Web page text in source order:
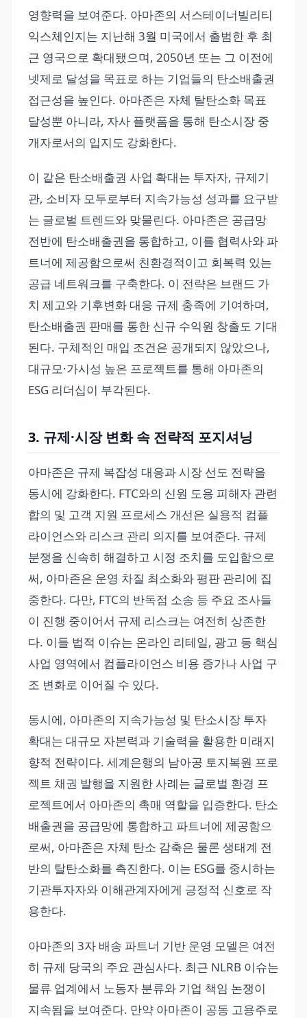
영향력을 보여준다. 아마존의 서스테이너빌리티
익스체인지는 지난해 3월 미국에서 출범한 후 최
근 영국으로 확대됐으며, 2050년 또는 그 이전에
넷제로 달성을 목표로 하는 기업들의 탄소배출권
접근성을 높인다. 아마존은 자체 탈탄소화 목표
달성뿐 아니라, 자사 플랫폼을 통해 탄소시장 중
개자로서의 입지도 강화한다.
이 같은 탄소배출권 사업 확대는 투자자, 규제기
관, 소비자 모두로부터 지속가능성 성과를 요구받
는 글로벌 트렌드와 맞물린다. 아마존은 공급망
전반에 탄소배출권을 통합하고, 이를 협력사와 파
트너에 제공함으로써 친환경적이고 회복력 있는
공급 네트워크를 구축한다. 이 전략은 브랜드 가
치 제고와 기후변화 대응 규제 충족에 기여하며,
탄소배출권 판매를 통한 신규 수익원 창출도 기대
된다. 구체적인 매입 조건은 공개되지 않았으나,
대규모·가시성 높은 프로젝트를 통해 아마존의
ESG 리더십이 부각된다.
3. 규제·시장 변화 속 전략적 포지셔닝
아마존은 규제 복잡성 대응과 시장 선도 전략을
동시에 강화한다. FTC와의 신원 도용 피해자 관련
합의 및 고객 지원 프로세스 개선은 실용적 컴플
라이언스와 리스크 관리 의지를 보여준다. 규제
분쟁을 신속히 해결하고 시정 조치를 도입함으로
써, 아마존은 운영 차질 최소화와 평판 관리에 집
중한다. 다만, FTC의 반독점 소송 등 주요 조사들
이 진행 중이어서 규제 리스크는 여전히 상존한
다. 이들 법적 이슈는 온라인 리테일, 광고 등 핵심
사업 영역에서 컴플라이언스 비용 증가나 사업 구
조 변화로 이어질 수 있다.
동시에, 아마존의 지속가능성 및 탄소시장 투자
확대는 대규모 자본력과 기술력을 활용한 미래지
향적 전략이다. 세계은행의 남아공 토지복원 프로
젝트 채권 발행을 지원한 사례는 글로벌 환경 프
로젝트에서 아마존의 촉매 역할을 입증한다. 탄소
배출권을 공급망에 통합하고 파트너에 제공함으
로써, 아마존은 자체 탄소 감축은 물론 생태계 전
반의 탈탄소화를 촉진한다. 이는 ESG를 중시하는
기관투자자와 이해관계자에게 긍정적 신호로 작
용한다.
아마존의 3자 배송 파트너 기반 운영 모델은 여전
히 규제 당국의 주요 관심사다. 최근 NLRB 이슈는
물류 업계에서 노동자 분류와 기업 책임 논쟁이
지속됨을 보여준다. 만약 아마존이 공동 고용주로